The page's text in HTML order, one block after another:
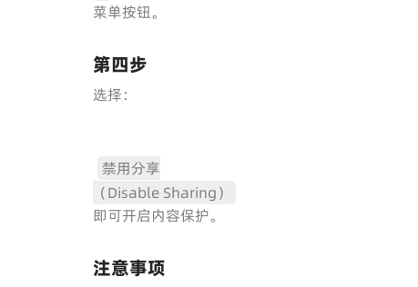
菜单按钮。
第四步
选择：
禁用分享
（Disable Sharing）
即可开启内容保护。
注意事项